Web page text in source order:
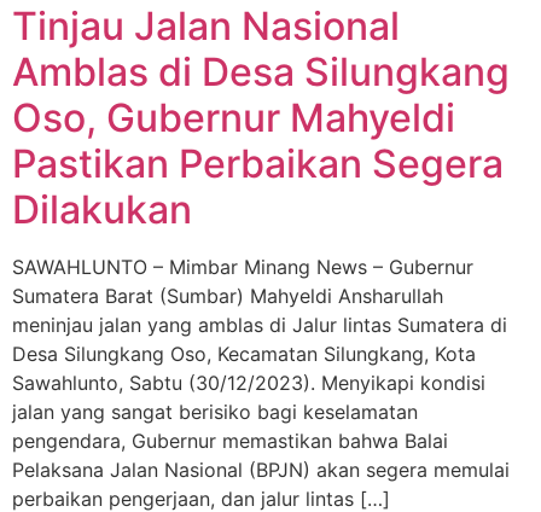
Tinjau Jalan Nasional
Amblas di Desa Silungkang
Oso, Gubernur Mahyeldi
Pastikan Perbaikan Segera
Dilakukan
SAWAHLUNTO – Mimbar Minang News – Gubernur
Sumatera Barat (Sumbar) Mahyeldi Ansharullah
meninjau jalan yang amblas di Jalur lintas Sumatera di
Desa Silungkang Oso, Kecamatan Silungkang, Kota
Sawahlunto, Sabtu (30/12/2023). Menyikapi kondisi
jalan yang sangat berisiko bagi keselamatan
pengendara, Gubernur memastikan bahwa Balai
Pelaksana Jalan Nasional (BPJN) akan segera memulai
perbaikan pengerjaan, dan jalur lintas […]